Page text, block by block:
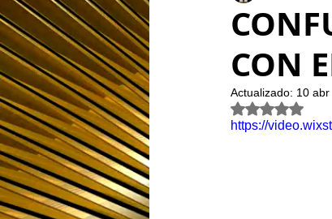
EL PULSO DELCON
Actualizado: 10 abr
Obtuvo NaN
https://